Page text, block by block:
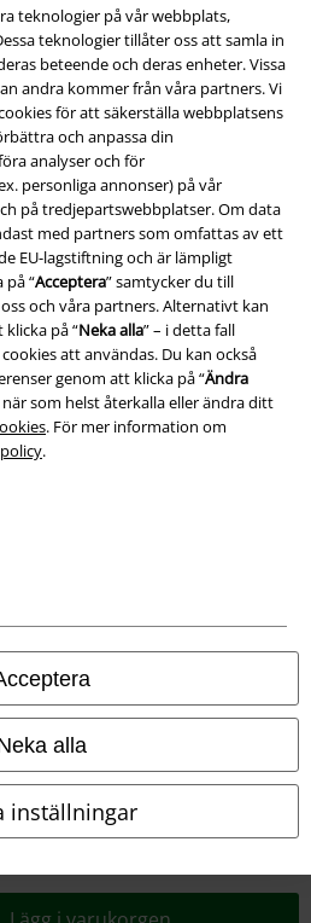
teknologier på vår webbplats,
teknologier tillåter oss att samla in
beteende och deras enheter. Vissa
andra kommer från våra partners. Vi
för att säkerställa webbplatsens
och anpassa din
analyser och för
personliga annonser) på vår
på tredjepartswebbplatser. Om data
med partners som omfattas av ett
EU-lagstiftning och är lämpligt
på “Acceptera” samtycker du till
och våra partners. Alternativt kan
på “Neka alla” – i detta fall
att användas. Du kan också
genom att klicka på “Ändra
som helst återkalla eller ändra ditt
. För mer information om
.
alla
inställningar
Group Company